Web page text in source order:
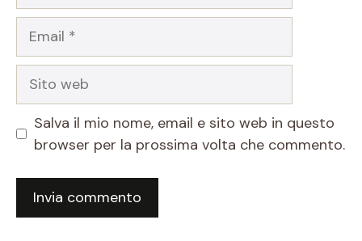
Email
Sito
Salva il mio nome, email e sito web in questo
browser per la prossima volta che commento.